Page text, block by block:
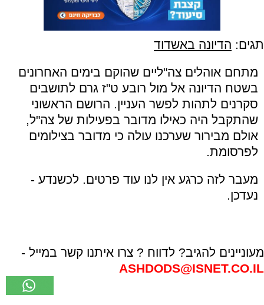
תגים: הדיונה באשדוד
מתחם אוהלים צה"ליים שהוקם בימים האחרונים
בשטח הדיונה אל מול רובע ט"ז גרם לתושבים
סקרנים לתהות לפשר העניין. הרושם הראשוני
שהתקבל היה כאילו מדובר בפעילות של צה"ל,
אולם מבירור שערכנו עולה כי מדובר בצילומים
לפרסומת.
מעבר לזה כרגע אין לנו עוד פרטים. לכשנדע -
נעדכן.
מעוניינים להגיב? לדווח ? צרו איתנו קשר במייל -
ASHDODS@ISNET.CO.IL